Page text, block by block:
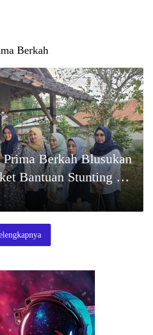
Berkah
Prima Berkah Blusukan
Bantuan Stunting di